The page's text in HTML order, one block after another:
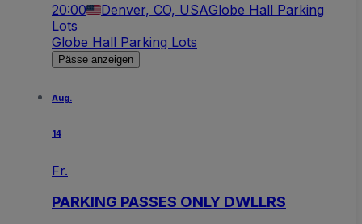
20:00 Denver, CO, USAGlobe Hall Parking
Lots
Globe Hall Parking Lots
Pässe anzeigen
Aug.
14
Fr.
PARKING PASSES ONLY DWLLRS